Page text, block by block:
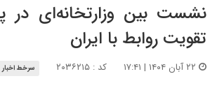
نشست بین وزارتخانه‌ای در
تقویت روابط با ایران
کد : ۲۰۳۶۲۱۵ سرخط اخبار